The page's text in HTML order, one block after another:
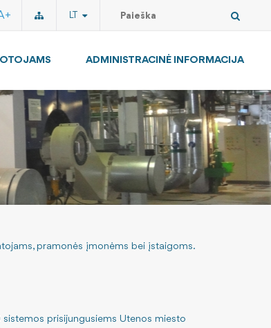
LT
ADMINISTRACINĖ INFORMACIJA
pramonės įmonėms bei įstaigoms.
prisijungusiems Utenos miesto